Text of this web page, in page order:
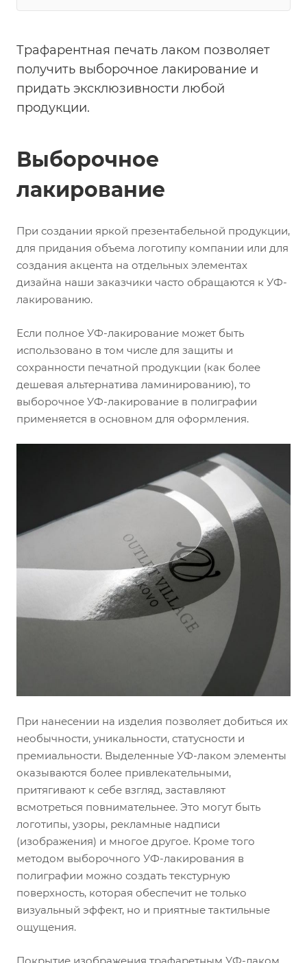
Трафарентная печать лаком позволяет
получить выборочное лакирование и
придать эксклюзивности любой
продукции.
Выборочное
лакирование
При создании яркой презентабельной продукции,
для придания объема логотипу компании или для
создания акцента на отдельных элементах
дизайна наши заказчики часто обращаются к УФ-
лакированию.
Если полное УФ-лакирование может быть
использовано в том числе для защиты и
сохранности печатной продукции (как более
дешевая альтернатива ламинированию), то
выборочное УФ-лакирование в полиграфии
применяется в основном для оформления.
При нанесении на изделия позволяет добиться их
необычности, уникальности, статусности и
премиальности. Выделенные УФ-лаком элементы
оказываются более привлекательными,
притягивают к себе взгляд, заставляют
всмотреться повнимательнее. Это могут быть
логотипы, узоры, рекламные надписи
(изображения) и многое другое. Кроме того
методом выборочного УФ-лакирования в
полиграфии можно создать текстурную
поверхность, которая обеспечит не только
визуальный эффект, но и приятные тактильные
ощущения.